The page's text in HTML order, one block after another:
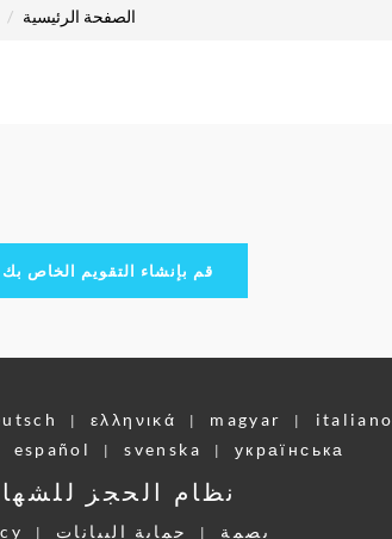
الصفحة الرئيسية
قم بإنشاء التقويم الخاص بك
| ελληνικά | magyar | italiano
español | svenska | українська
نظام الحجز
بصمة | حماية البيانات |